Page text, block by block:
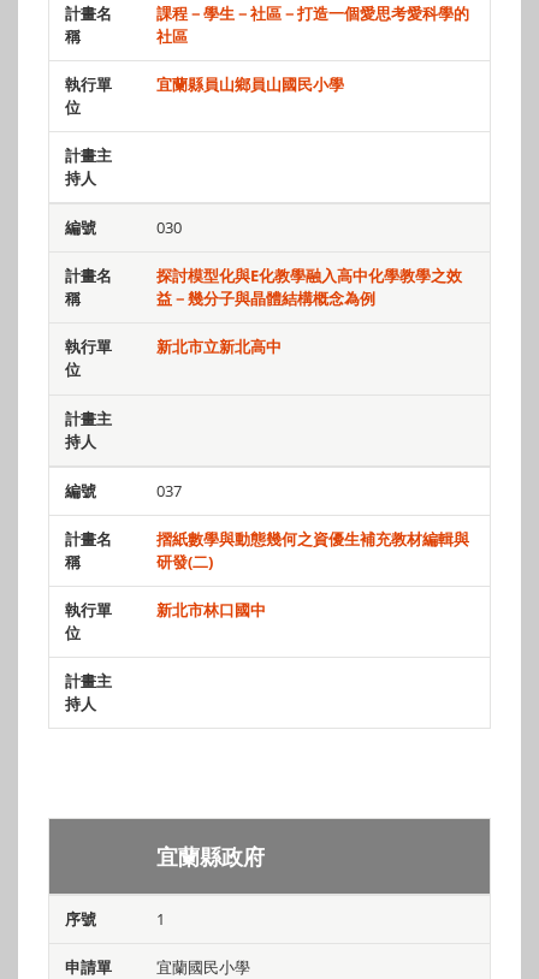
課程－學生－社區－打造一個愛思考愛科學的
社區
宜蘭縣員山鄉員山國民小學
030
探討模型化與E化教學融入高中化學教學之效
益－幾分子與晶體結構概念為例
新北市立新北高中
037
摺紙數學與動態幾何之資優生補充教材編輯與
研發(二)
新北市林口國中
申請單位 計畫名稱
宜蘭縣政府
1
宜蘭國民小學